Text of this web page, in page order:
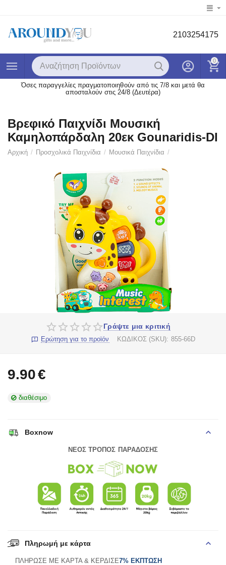
2103254175
0
Όσες παραγγελίες πραγματοποιηθούν από τις 7/8 και μετά θα
αποσταλούν στις 24/8 (Δευτέρα)
Βρεφικό Παιχνίδι Μουσική
Καμηλοπάρδαλη 20εκ Gounaridis-DI
Αρχική / Προσχολικά Παιχνίδια / Μουσικά Παιχνίδια /
Γράψτε μια κριτική
Ερώτηση για το προϊόν ΚΩΔΙΚΟΣ (SKU): 855-66D
9.90€
διαθέσιμο
Boxnow
ΝΕΟΣ ΤΡΟΠΟΣ ΠΑΡΑΔΟΣΗΣ
Πληρωμή με κάρτα
ΠΛΗΡΩΣΕ ΜΕ ΚΑΡΤΑ & ΚΕΡΔΙΣΕ7% ΕΚΠΤΩΣΗ